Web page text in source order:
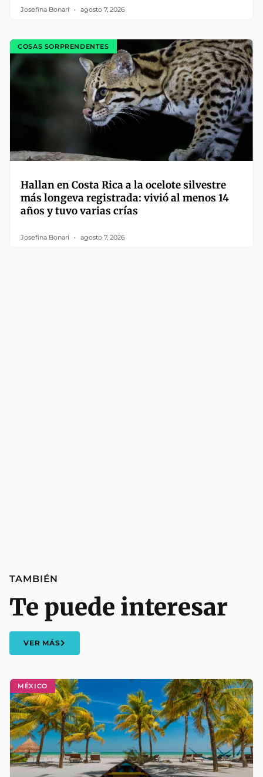
Josefina Bonari agosto 7, 2026
COSAS SORPRENDENTES
Hallan en Costa Rica a la ocelote silvestre
más longeva registrada: vivió al menos 14
años y tuvo varias crías
Josefina Bonari agosto 7, 2026
MÉXICO
TAMBIÉN
Te puede interesar
VER MÁS